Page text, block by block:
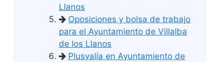
Llanos
Oposiciones y bolsa de trabajo
para el Ayuntamiento de Villalba
de los Llanos
Plusvalía en Ayuntamiento de